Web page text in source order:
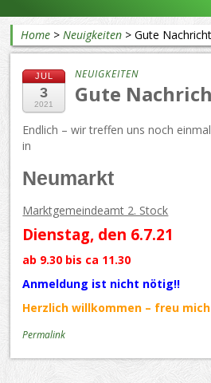
Home >Neuigkeiten >Gute
JUL
3
2021
NEUIGKEITEN
Gute
Endlich – wir treffen uns noch
in
Neumarkt
Marktgemeindeamt 2. Stock
Dienstag, den 6.7.21
ab 9.30 bis ca 11.30
Anmeldung ist nicht nötig!!
Herzlich willkommen – freu
Permalink